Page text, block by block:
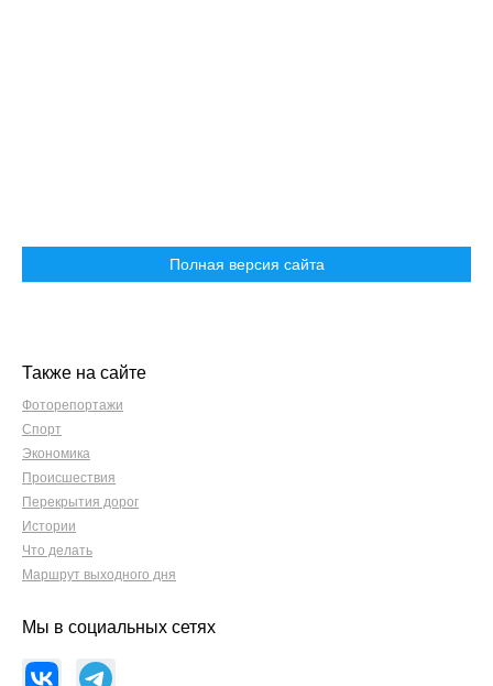
Полная версия сайта
Также на сайте
Фоторепортажи
Спорт
Экономика
Происшествия
Перекрытия дорог
Истории
Что делать
Маршрут выходного дня
Мы в социальных сетях